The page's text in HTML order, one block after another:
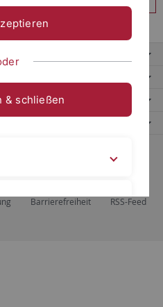
Tübingen
Barrierefreiheit RSS-Feed
& schließen